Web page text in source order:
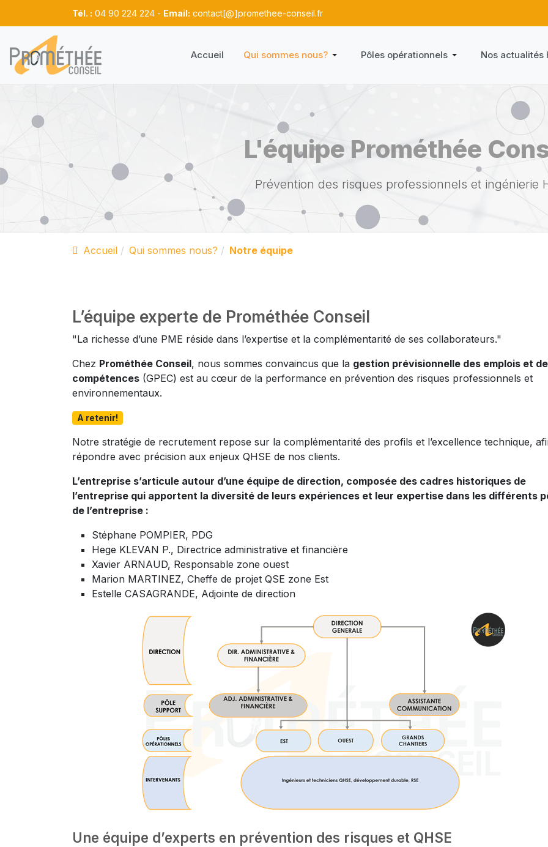
Tél. : 04 90 224 224 - Email: contact[@]promethee-conseil.fr
Accueil Qui sommes nous? Pôles opérationnels Nos actualités
L'équipe Prométhée
Prévention des risques professionnels et ingénierie
Accueil Qui sommes nous? Notre équipe
L’équipe experte de Prométhée Conseil
"La richesse d’une PME réside dans l’expertise et la complémentarité de ses collaborateurs."
Chez Prométhée Conseil, nous sommes convaincus que la gestion prévisionnelle des emplois et
compétences (GPEC) est au cœur de la performance en prévention des risques professionnels et
environnementaux.
A retenir!
Notre stratégie de recrutement repose sur la complémentarité des profils et l’excellence technique,
répondre avec précision aux enjeux QHSE de nos clients.
L’entreprise s’articule autour d’une équipe de direction, composée des cadres historiques de
l’entreprise qui apportent la diversité de leurs expériences et leur expertise dans les différents
de l’entreprise :
Stéphane POMPIER, PDG
Hege KLEVAN P., Directrice administrative et financière
Xavier ARNAUD, Responsable zone ouest
Marion MARTINEZ, Cheffe de projet QSE zone Est
Estelle CASAGRANDE, Adjointe de direction
Une équipe d’experts en prévention des risques et QHSE